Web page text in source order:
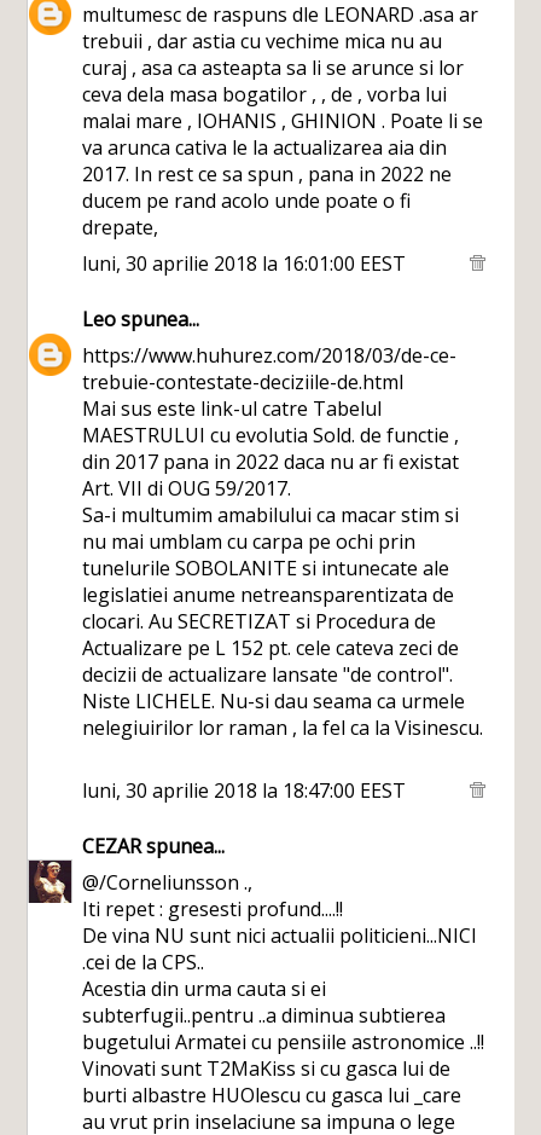
multumesc de raspuns dle LEONARD .asa ar
trebuii , dar astia cu vechime mica nu au
curaj , asa ca asteapta sa li se arunce si lor
ceva dela masa bogatilor , , de , vorba lui
malai mare , IOHANIS , GHINION . Poate li se
va arunca cativa le la actualizarea aia din
2017. In rest ce sa spun , pana in 2022 ne
ducem pe rand acolo unde poate o fi
drepate,
luni, 30 aprilie 2018 la 16:01:00 EEST
Leospunea...
https://www.huhurez.com/2018/03/de-ce-
trebuie-contestate-deciziile-de.html
Mai sus este link-ul catre Tabelul
MAESTRULUI cu evolutia Sold. de functie ,
din 2017 pana in 2022 daca nu ar fi existat
Art. VII di OUG 59/2017.
Sa-i multumim amabilului ca macar stim si
nu mai umblam cu carpa pe ochi prin
tunelurile SOBOLANITE si intunecate ale
legislatiei anume netreansparentizata de
clocari. Au SECRETIZAT si Procedura de
Actualizare pe L 152 pt. cele cateva zeci de
decizii de actualizare lansate "de control".
Niste LICHELE. Nu-si dau seama ca urmele
nelegiuirilor lor raman , la fel ca la Visinescu.
luni, 30 aprilie 2018 la 18:47:00 EEST
CEZARspunea...
@/Corneliunsson .,
Iti repet : gresesti profund....!!
De vina NU sunt nici actualii politicieni...NICI
.cei de la CPS..
Acestia din urma cauta si ei
subterfugii..pentru ..a diminua subtierea
bugetului Armatei cu pensiile astronomice ..!!
Vinovati sunt T2MaKiss si cu gasca lui de
burti albastre HUOlescu cu gasca lui _care
au vrut prin inselaciune sa impuna o lege